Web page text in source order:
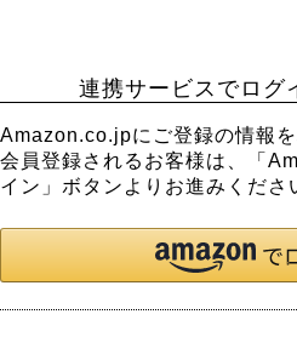
連携サービスでログ
Amazon.co.jpにご登録の情報
会員登録されるお客様は、「
イン」ボタンよりお進みくださ